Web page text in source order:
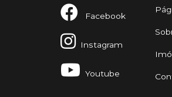
Facebook
Instagram
Youtube